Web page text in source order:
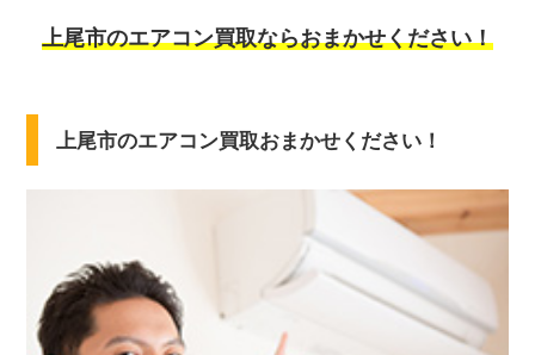
上尾市のエアコン買取ならおまかせください！
上尾市のエアコン買取おまかせください！